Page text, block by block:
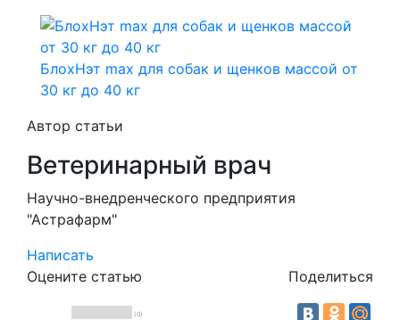
БлохНэт max для собак и щенков массой от
30 кг до 40 кг
Автор статьи
Ветеринарный врач
Научно-внедренческого предприятия
"Астрафарм"
Написать
Оцените статью
(0)
Поделиться